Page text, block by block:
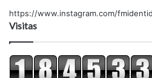
https://www.instagram.com/
Visitas